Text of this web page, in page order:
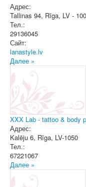
Адрес:
Tallinas 94, Rīga, LV -
Тел.:
29136045
Сайт:
lanastyle.lv
Далее »
XXX Lab - tattoo & body
Адрес:
Kalēju 6, Rīga, LV-1050
Тел.:
67221067
Далее »